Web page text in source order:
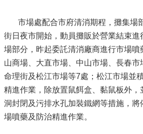
市場處配合市府清消期程，攤集場
街日夜市開始，動員攤販於營業結束
場部分，昨起委託清消廠商進行市場噴
山商場、大直市場、中山市場、長春
命理街及松江市場等7處；松江市場並
精進作業，除放置鼠餌盒、黏鼠板外，
洞封閉及污排水孔加裝鐵網等措施，
場噴藥及防治精進作業。